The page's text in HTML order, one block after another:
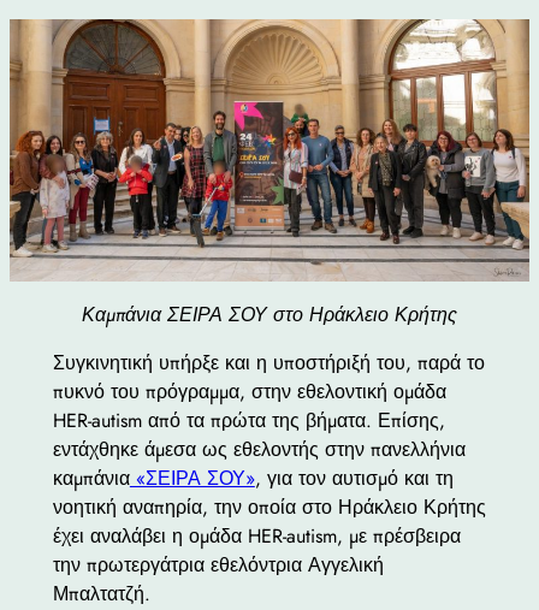
Καμπάνια ΣΕΙΡΑ ΣΟΥ στο Ηράκλειο Κρήτης
Συγκινητική υπήρξε και η υποστήριξή του, παρά το
πυκνό του πρόγραμμα, στην εθελοντική ομάδα
HER-autism από τα πρώτα της βήματα. Επίσης,
εντάχθηκε άμεσα ως εθελοντής στην πανελλήνια
καμπάνια«ΣΕΙΡΑ ΣΟΥ», για τον αυτισμό και τη
νοητική αναπηρία, την οποία στο Ηράκλειο Κρήτης
έχει αναλάβει η ομάδα HER-autism, με πρέσβειρα
την πρωτεργάτρια εθελόντρια Αγγελική
Μπαλτατζή.